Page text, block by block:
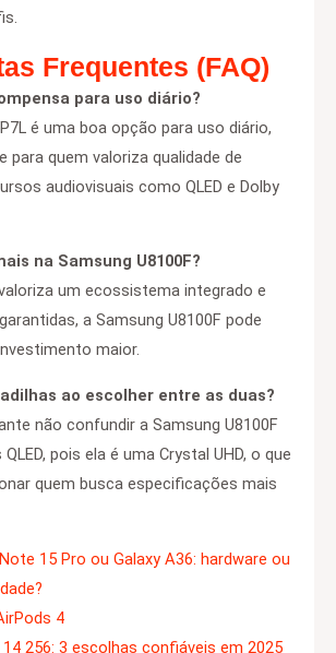
Frequentes (FAQ)
para uso diário?
é uma boa opção para uso diário,
para quem valoriza qualidade de
audiovisuais como QLED e Dolby
na Samsung U8100F?
um ecossistema integrado e
a Samsung U8100F pode
maior.
ao escolher entre as duas?
não confundir a Samsung U8100F
pois ela é uma Crystal UHD, o que
quem busca especificações mais
15 Pro ou Galaxy A36: hardware ou
4
14 256: 3 escolhas confiáveis em 2025